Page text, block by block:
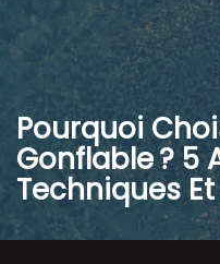
Pourquoi
Gonflable ? 5
Techniques